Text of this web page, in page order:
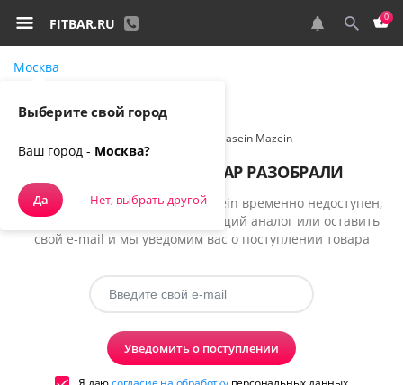
FITBAR.RU 0
Москва
MR DOMINANT Сasein Mazein
К СОЖАЛЕНИЮ, ТОВАР РАЗОБРАЛИ
К сожалению, товар Сasein Mazein временно недоступен,
но вы можете выбрать подходящий аналог или оставить
свой e-mail и мы уведомим вас о поступлении товара
Уведомить о поступлении
Выберите свой город
Ваш город - Москва?
Да Нет, выбрать другой